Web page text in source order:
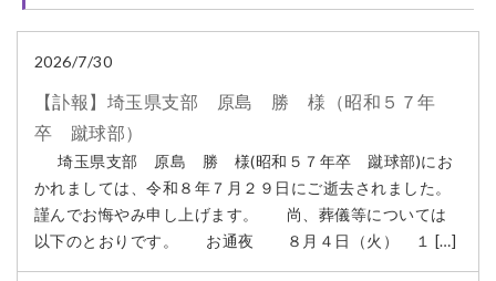
2026/7/30
【訃報】埼玉県支部 原島 勝 様（昭和５７年
卒 蹴球部）
埼玉県支部 原島 勝 様(昭和５７年卒 蹴球部)にお
かれましては、令和８年７月２９日にご逝去されました。
謹んでお悔やみ申し上げます。 尚、葬儀等については
以下のとおりです。 お通夜 ８月４日（火） １ […]